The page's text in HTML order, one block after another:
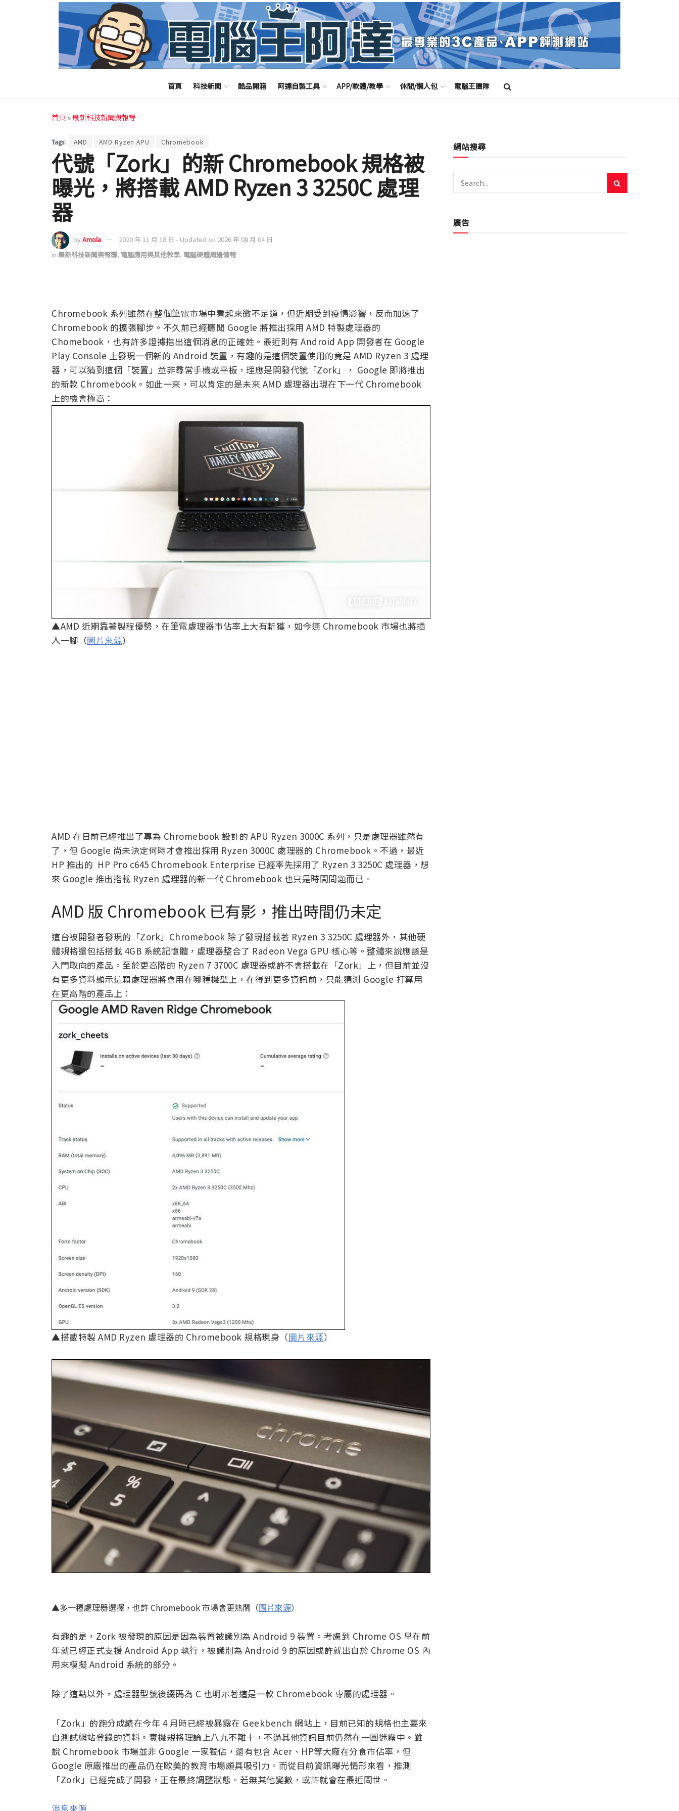
首頁 科技新聞 酷品開箱 阿達自製工具 APP/軟體/教學 休閒/懶人包 電腦王團隊
首頁 »最新科技新聞與報導
Tags: AMD AMD Ryzen APU Chromebook
代號「Zork」的新 Chromebook 規格被
曝光，將搭載 AMD Ryzen 3 3250C 處理
器
byAmola
2020 年 11 月 18 日 - Updated on 2026 年 08 月 04 日
in 最新科技新聞與報導, 電腦應用與其他教學, 電腦硬體周邊情報
Chromebook 系列雖然在整個筆電市場中看起來微不足道，但近期受到疫情影響，反而加速了
Chromebook 的擴張腳步。不久前已經聽聞 Google 將推出採用 AMD 特製處理器的
Chomebook，也有許多證據指出這個消息的正確姓。最近則有 Android App 開發者在 Google
Play Console 上發現一個新的 Android 裝置，有趣的是這個裝置使用的竟是 AMD Ryzen 3 處理
器，可以猜到這個「裝置」並非尋常手機或平板，理應是開發代號「Zork」， Google 即將推出
的新款 Chromebook。如此一來，可以肯定的是未來 AMD 處理器出現在下一代 Chromebook
上的機會極高：
▲AMD 近期靠著製程優勢，在筆電處理器市佔率上大有斬獲，如今連 Chromebook 市場也將插
入一腳（圖片來源）
AMD 在日前已經推出了專為 Chromebook 設計的 APU Ryzen 3000C 系列，只是處理器雖然有
了，但 Google 尚未決定何時才會推出採用 Ryzen 3000C 處理器的 Chromebook。不過，最近
HP 推出的 HP Pro c645 Chromebook Enterprise 已經率先採用了 Ryzen 3 3250C 處理器，想
來 Google 推出搭載 Ryzen 處理器的新一代 Chromebook 也只是時間問題而已。
AMD 版 Chromebook 已有影，推出時間仍未定
這台被開發者發現的「Zork」Chromebook 除了發現搭載著 Ryzen 3 3250C 處理器外，其他硬
體規格還包括搭載 4GB 系統記憶體，處理器整合了 Radeon Vega GPU 核心等。整體來說應該是
入門取向的產品。至於更高階的 Ryzen 7 3700C 處理器或許不會搭載在「Zork」上，但目前並沒
有更多資料顯示這顆處理器將會用在哪種機型上，在得到更多資訊前，只能猜測 Google 打算用
在更高階的產品上：
▲搭載特製 AMD Ryzen 處理器的 Chromebook 規格現身（圖片來源）
▲多一種處理器選擇，也許 Chromebook 市場會更熱鬧（圖片來源）
有趣的是，Zork 被發現的原因是因為裝置被識別為 Android 9 裝置。考慮到 Chrome OS 早在前
年就已經正式支援 Android App 執行，被識別為 Android 9 的原因或許就出自於 Chrome OS 內
用來模擬 Android 系統的部分。
除了這點以外，處理器型號後綴碼為 C 也明示著這是一款 Chromebook 專屬的處理器。
「Zork」的跑分成績在今年 4 月時已經被暴露在 Geekbench 網站上，目前已知的規格也主要來
自測試網站登錄的資料。實機規格理論上八九不離十，不過其他資訊目前仍然在一團迷霧中。雖
說 Chromebook 市場並非 Google 一家獨佔，還有包含 Acer、HP等大廠在分食市佔率，但
Google 原廠推出的產品仍在歐美的教育市場頗具吸引力。而從目前資訊曝光情形來看，推測
「Zork」已經完成了開發，正在最終調整狀態。若無其他變數，或許就會在最近問世。
消息來源
網站搜尋
廣告